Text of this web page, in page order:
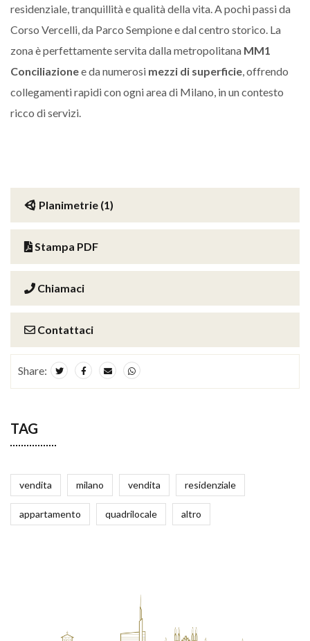
residenziale, tranquillità e qualità della vita. A pochi passi da
Corso Vercelli, da Parco Sempione e dal centro storico. La
zona è perfettamente servita dalla metropolitana MM1
Conciliazionee da numerosi mezzi di superficie, offrendo
collegamenti rapidi con ogni area di Milano, in un contesto
ricco di servizi.
Planimetrie (1)
Stampa PDF
Chiamaci
Contattaci
Share:
TAG
vendita milano vendita residenziale
appartamento quadrilocale altro